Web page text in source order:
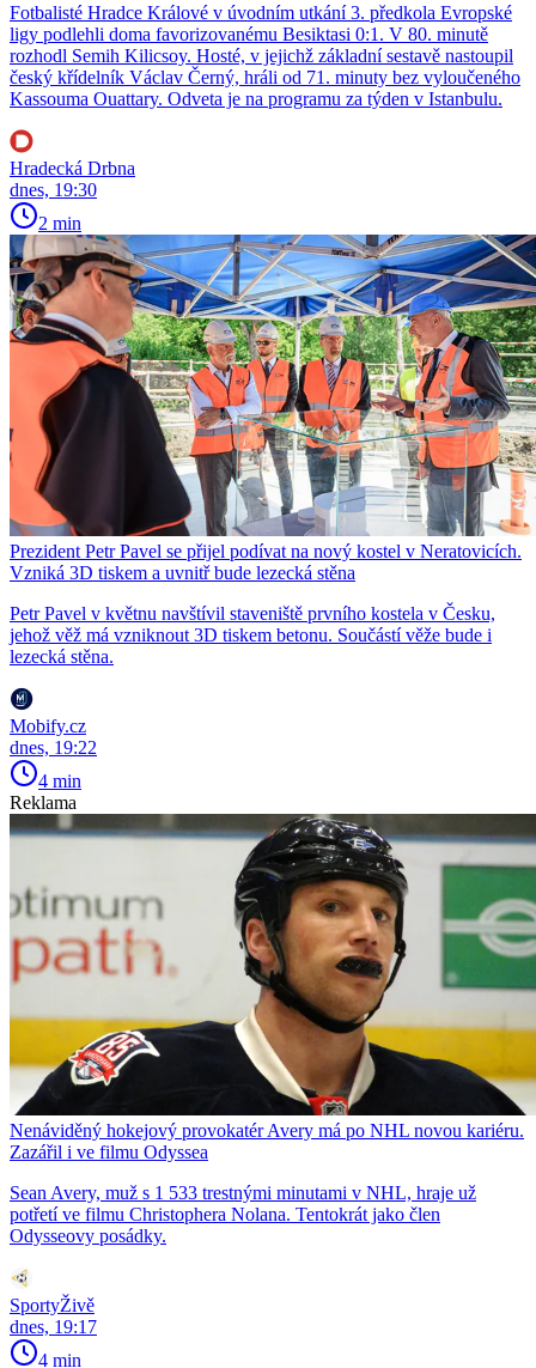
Fotbalisté Hradce Králové v úvodním utkání 3. předkola Evropské
ligy podlehli doma favorizovanému Besiktasi 0:1. V 80. minutě
rozhodl Semih Kilicsoy. Hosté, v jejichž základní sestavě nastoupil
český křídelník Václav Černý, hráli od 71. minuty bez vyloučeného
Kassouma Ouattary. Odveta je na programu za týden v Istanbulu.
Hradecká Drbna
dnes, 19:30
2 min
Prezident Petr Pavel se přijel podívat na nový kostel v Neratovicích.
Vzniká 3D tiskem a uvnitř bude lezecká stěna
Petr Pavel v květnu navštívil staveniště prvního kostela v Česku,
jehož věž má vzniknout 3D tiskem betonu. Součástí věže bude i
lezecká stěna.
Mobify.cz
dnes, 19:22
4 min
Reklama
Nenáviděný hokejový provokatér Avery má po NHL novou kariéru.
Zazářil i ve filmu Odyssea
Sean Avery, muž s 1 533 trestnými minutami v NHL, hraje už
potřetí ve filmu Christophera Nolana. Tentokrát jako člen
Odysseovy posádky.
SportyŽivě
dnes, 19:17
4 min